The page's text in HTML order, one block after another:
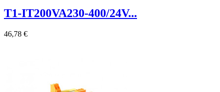
T1-IT200VA230-400/24V...
46,78 €